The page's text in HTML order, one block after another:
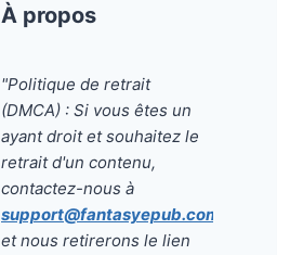
À propos
"Politique de retrait
(DMCA) : Si vous êtes un
ayant droit et souhaitez le
retrait d'un contenu,
contactez-nous à
support@fantasyepub.com
et nous retirerons le lien